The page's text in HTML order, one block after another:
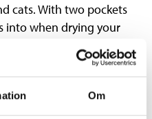
Om
cats. With two pockets
into when drying your